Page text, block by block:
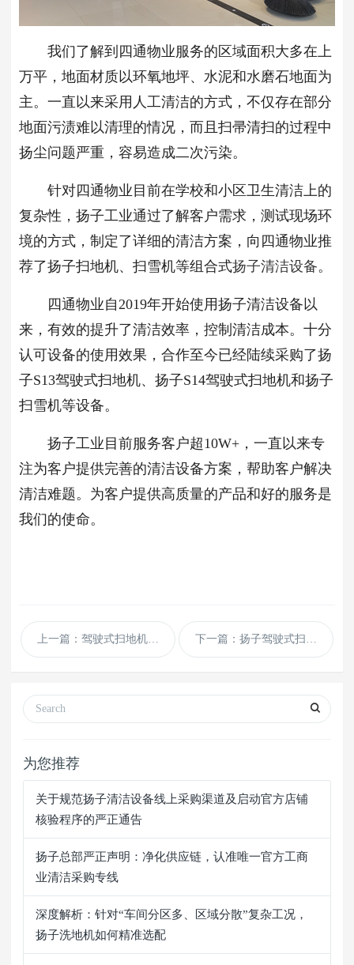
我们了解到四通物业服务的区域面积大多在上
万平，地面材质以环氧地坪、水泥和水磨石地面为
主。一直以来采用人工清洁的方式，不仅存在部分
地面污渍难以清理的情况，而且扫帚清扫的过程中
扬尘问题严重，容易造成二次污染。
针对四通物业目前在学校和小区卫生清洁上的
复杂性，扬子工业通过了解客户需求，测试现场环
境的方式，制定了详细的清洁方案，向四通物业推
荐了扬子扫地机、扫雪机等组合式扬子清洁设备。
四通物业自2019年开始使用扬子清洁设备以
来，有效的提升了清洁效率，控制清洁成本。十分
认可设备的使用效果，合作至今已经陆续采购了扬
子S13驾驶式扫地机、扬子S14驾驶式扫地机和扬子
扫雪机等设备。
扬子工业目前服务客户超10W+，一直以来专
注为客户提供完善的清洁设备方案，帮助客户解决
清洁难题。为客户提供高质量的产品和好的服务是
我们的使命。
上一篇：驾驶式扫地机使用过程中有哪些细节容易忽视 下一篇：扬子驾驶式扫地机在广州融创茂投入使用
为您推荐
关于规范扬子清洁设备线上采购渠道及启动官方店铺
核验程序的严正通告
扬子总部严正声明：净化供应链，认准唯一官方工商
业清洁采购专线
深度解析：针对“车间分区多、区域分散”复杂工况，
扬子洗地机如何精准选配